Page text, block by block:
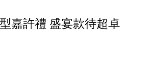
嘉許禮 盛宴款待超卓